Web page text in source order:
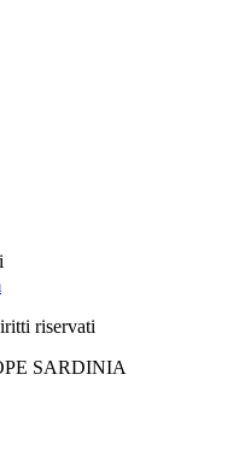
riservati
SARDINIA